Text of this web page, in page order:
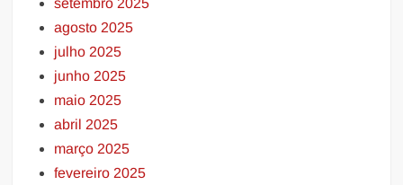
setembro 2025
agosto 2025
julho 2025
junho 2025
maio 2025
abril 2025
março 2025
fevereiro 2025